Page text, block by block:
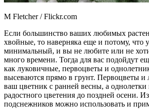
M Fletcher / Flickr.com
Если большинство ваших любимых
хвойные, то наверняка еще и потому, что
минимальный, и вы не любите или не
много времени. Тогда для вас подойдут
как луковичные, первоцветы и
высеваются прямо в грунт. Первоцветы и
ваш цветник с ранней весны, а
радостного цветения до поздней осени.
подснежников можно использовать и